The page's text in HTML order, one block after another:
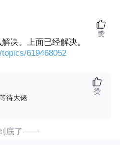
决。上面已经解决。
619468052
赞
待大佬
赞
底了——